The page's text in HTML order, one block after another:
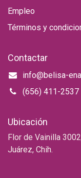
Empleo
Términos y
Contactar
info@belisa-
(656) 411-2537
Ubicación
Flor de Vainilla
Juárez, Chih.